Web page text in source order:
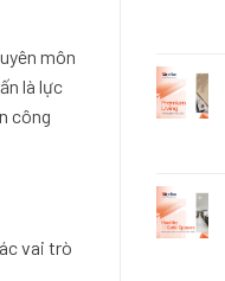
môn
là lực
công
vai trò